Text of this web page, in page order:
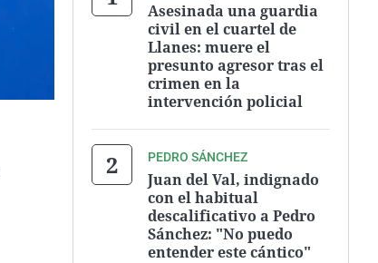
Asesinada una guardia
civil en el cuartel de
Llanes: muere el
presunto agresor tras el
crimen en la
intervención policial
PEDRO SÁNCHEZ
Juan del Val, indignado
con el habitual
descalificativo a Pedro
Sánchez: "No puedo
entender este cántico"